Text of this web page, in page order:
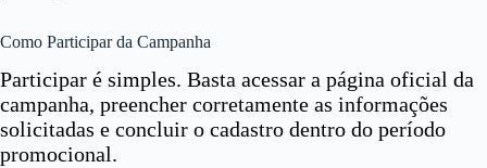
Como Participar da Campanha
Participar é simples. Basta acessar a página oficial da
campanha, preencher corretamente as informações
solicitadas e concluir o cadastro dentro do período
promocional.